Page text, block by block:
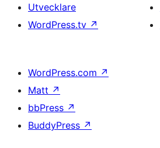
Utvecklare
WordPress.tv ↗
WordPress.com ↗
Matt ↗
bbPress ↗
BuddyPress ↗